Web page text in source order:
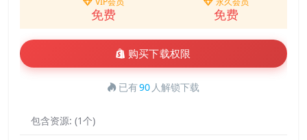
免费 免费
购买下载权限
已有90 人解锁下载
包含资源: (1个)